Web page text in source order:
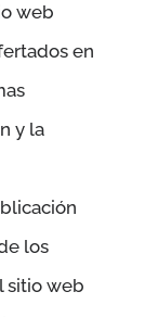
web
en
y la
los
sitio web